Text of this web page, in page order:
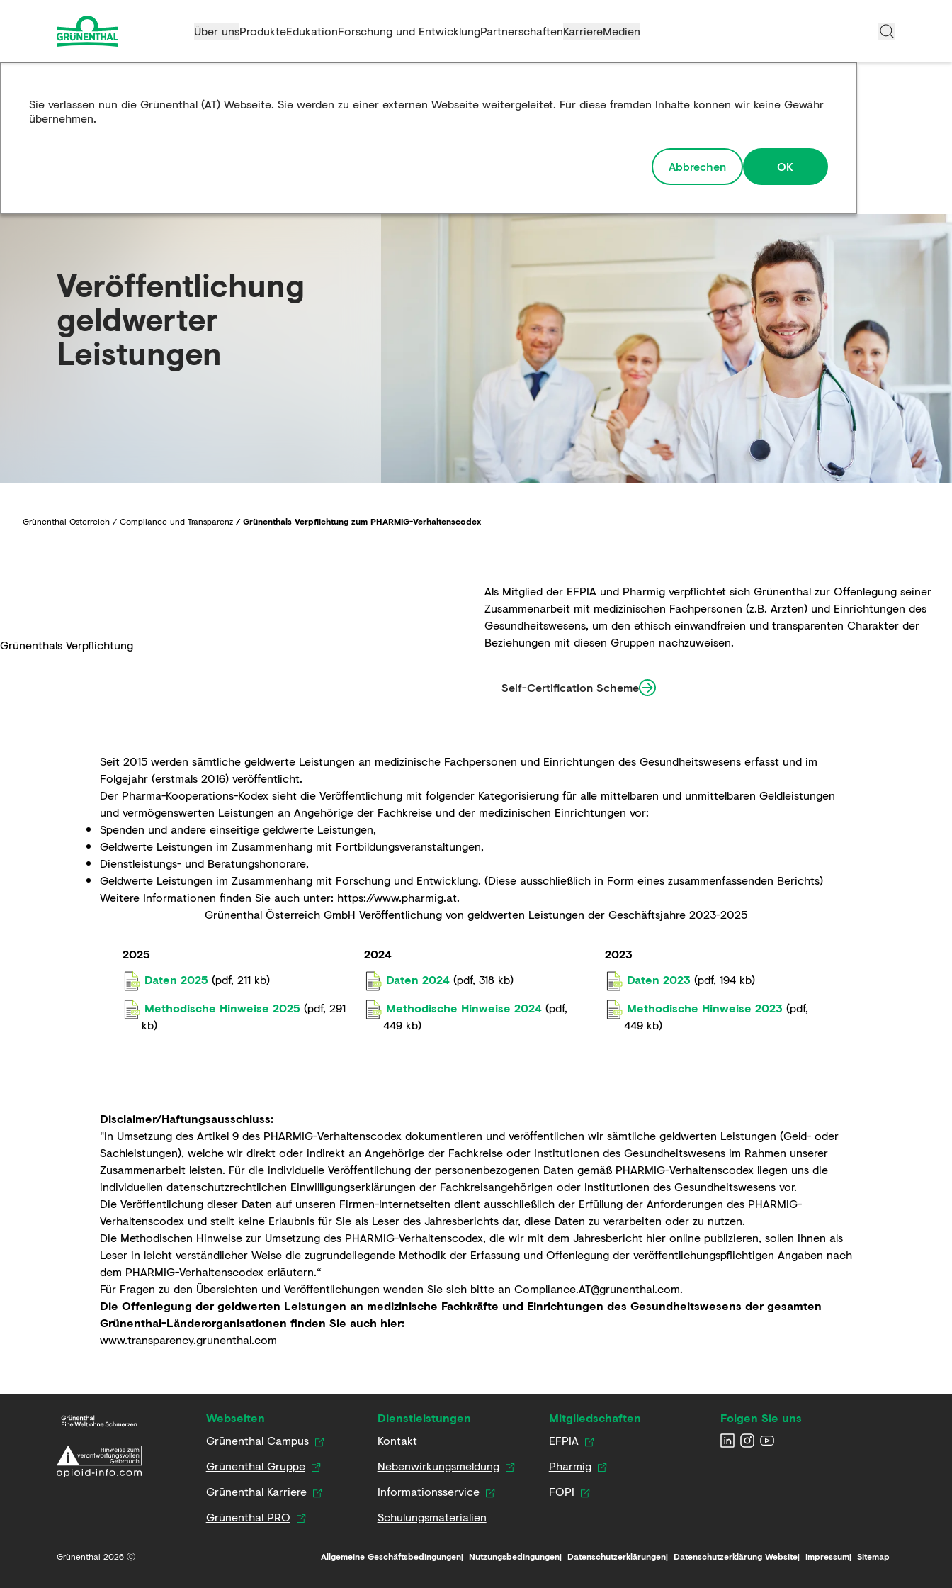
Über unsProdukteEdukationForschung und EntwicklungPartnerschaftenKarriereMedien
Sie verlassen nun die Grünenthal (AT) Webseite. Sie werden zu einer externen Webseite weitergeleitet. Für diese fremden Inhalte können wir keine Gewähr
übernehmen.
Abbrechen OK
Veröffent­lichung
geldwerter
Leistungen
Grünenthal Österreich / Compliance und Transparenz / Grünenthals Verpflichtung zum PHARMIG-Verhaltenscodex
Grünenthals Verpflichtung
Als Mitglied der EFPIA und Pharmig verpflichtet sich Grünenthal zur Offenlegung seiner
Zusammenarbeit mit medizinischen Fachpersonen (z.B. Ärzten) und Einrichtungen des
Gesundheitswesens, um den ethisch einwandfreien und transparenten Charakter der
Beziehungen mit diesen Gruppen nachzuweisen.
Self-Certification Scheme
Seit 2015 werden sämtliche geldwerte Leistungen an medizinische Fachpersonen und Einrichtungen des Gesundheitswesens erfasst und im
Folgejahr (erstmals 2016) veröffentlicht.
Der Pharma-Kooperations-Kodex sieht die Veröffentlichung mit folgender Kategorisierung für alle mittelbaren und unmittelbaren Geldleistungen
und vermögenswerten Leistungen an Angehörige der Fachkreise und der medizinischen Einrichtungen vor:
Spenden und andere einseitige geldwerte Leistungen,
Geldwerte Leistungen im Zusammenhang mit Fortbildungsveranstaltungen,
Dienstleistungs- und Beratungshonorare,
Geldwerte Leistungen im Zusammenhang mit Forschung und Entwicklung. (Diese ausschließlich in Form eines zusammenfassenden Berichts)
Weitere Informationen finden Sie auch unter: https://www.pharmig.at.
Grünenthal Österreich GmbH Veröffentlichung von geldwerten Leistungen der Geschäftsjahre 2023-2025
2025
Daten 2025 (pdf, 211 kb)
Methodische Hinweise 2025 (pdf, 291
kb)
2024
Daten 2024(pdf, 318 kb)
Methodische Hinweise 2024(pdf,
449 kb)
2023
Daten 2023 (pdf,194 kb)
Methodische Hinweise 2023 (pdf,
449 kb)
Disclaimer/Haftungsausschluss:
"In Umsetzung des Artikel 9 des PHARMIG-Verhaltenscodex dokumentieren und veröffentlichen wir sämtliche geldwerten Leistungen (Geld- oder
Sachleistungen), welche wir direkt oder indirekt an Angehörige der Fachkreise oder Institutionen des Gesundheitswesens im Rahmen unserer
Zusammenarbeit leisten. Für die individuelle Veröffentlichung der personenbezogenen Daten gemäß PHARMIG-Verhaltenscodex liegen uns die
individuellen datenschutzrechtlichen Einwilligungserklärungen der Fachkreisangehörigen oder Institutionen des Gesundheitswesens vor.
Die Veröffentlichung dieser Daten auf unseren Firmen-Internetseiten dient ausschließlich der Erfüllung der Anforderungen des PHARMIG-
Verhaltenscodex und stellt keine Erlaubnis für Sie als Leser des Jahresberichts dar, diese Daten zu verarbeiten oder zu nutzen.
Die Methodischen Hinweise zur Umsetzung des PHARMIG-Verhaltenscodex, die wir mit dem Jahresbericht hier online publizieren, sollen Ihnen als
Leser in leicht verständlicher Weise die zugrundeliegende Methodik der Erfassung und Offenlegung der veröffentlichungspflichtigen Angaben nach
dem PHARMIG-Verhaltenscodex erläutern.“
Für Fragen zu den Übersichten und Veröffentlichungen wenden Sie sich bitte an Compliance.AT@grunenthal.com.
Die Offenlegung der geldwerten Leistungen an medizinische Fachkräfte und Einrichtungen des Gesundheitswesens der gesamten
Grünenthal-Länderorganisationen finden Sie auch hier:
www.transparency.grunenthal.com
Webseiten
Grünenthal Campus
Grünenthal Gruppe
Grünenthal Karriere
Grünenthal PRO
Dienstleistungen
Kontakt
Nebenwirkungsmeldung
Informationsservice
Schulungsmaterialien
Mitgliedschaften
EFPIA
Pharmig
FOPI
Folgen Sie uns
Grünenthal 2026 Ⓒ Allgemeine Geschäftsbedingungen Nutzungsbedingungen Datenschutzerklärungen Datenschutzerklärung Website Impressum Sitemap